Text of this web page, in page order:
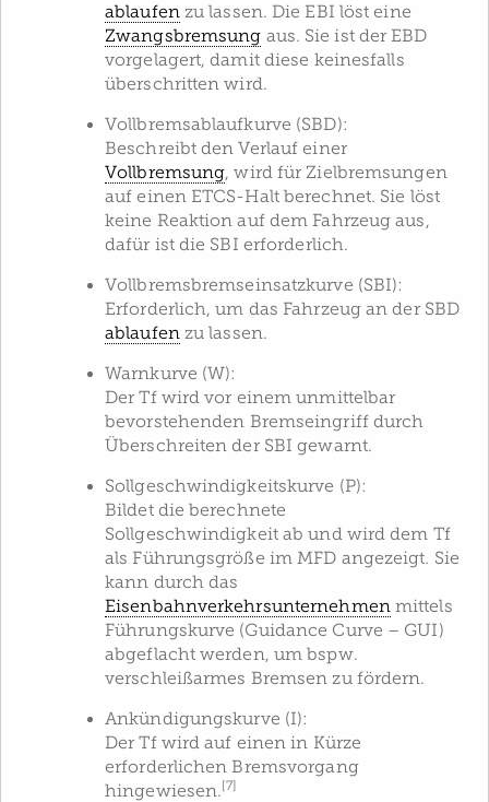
ablaufen zu lassen. Die EBI löst eine
Zwangsbremsung aus. Sie ist der EBD
vorgelagert, damit diese keinesfalls
überschritten wird.
Vollbremsablaufkurve (SBD):
Beschreibt den Verlauf einer
Vollbremsung, wird für Zielbremsungen
auf einen ETCS-Halt berechnet. Sie löst
keine Reaktion auf dem Fahrzeug aus,
dafür ist die SBI erforderlich.
Vollbremsbremseinsatzkurve (SBI):
Erforderlich, um das Fahrzeug an der SBD
ablaufen zu lassen.
Warnkurve (W):
Der Tf wird vor einem unmittelbar
bevorstehenden Bremseingriff durch
Überschreiten der SBI gewarnt.
Sollgeschwindigkeitskurve (P):
Bildet die berechnete
Sollgeschwindigkeit ab und wird dem Tf
als Führungsgröße im MFD angezeigt. Sie
kann durch das
Eisenbahnverkehrsunternehmen mittels
Führungskurve (Guidance Curve – GUI)
abgeflacht werden, um bspw.
verschleißarmes Bremsen zu fördern.
Ankündigungskurve (I):
Der Tf wird auf einen in Kürze
erforderlichen Bremsvorgang
hingewiesen.[7]